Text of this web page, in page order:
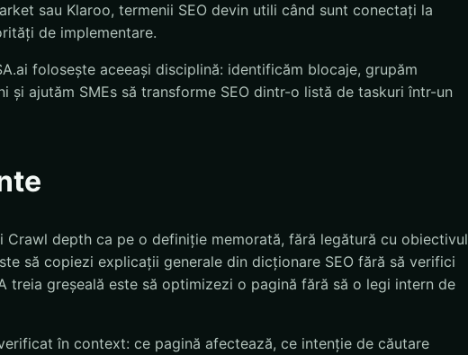
sau Klaroo, termenii SEO devin utili când sunt conectați la
de implementare.
folosește aceeași disciplină: identificăm blocaje, grupăm
și ajutăm SMEs să transforme SEO dintr-o listă de taskuri într-un
Crawl depth ca pe o definiție memorată, fără legătură cu obiectivul
să copiezi explicații generale din dicționare SEO fără să verifici
treia greșeală este să optimizezi o pagină fără să o legi intern de
în context: ce pagină afectează, ce intenție de căutare